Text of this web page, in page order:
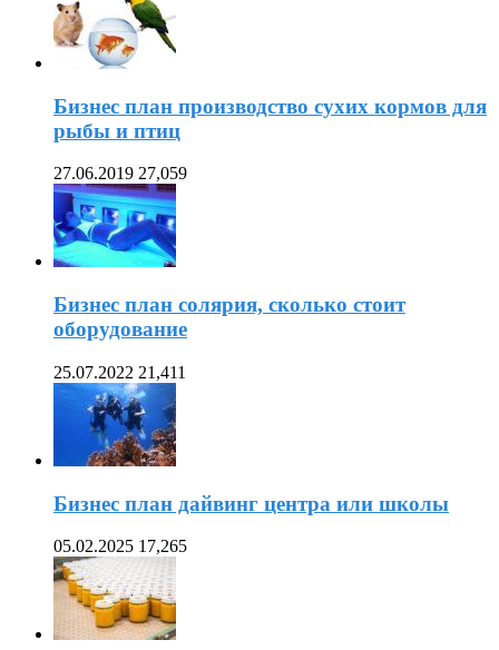
Бизнес план производство сухих кормов для
рыбы и птиц
27.06.2019 27,059
Бизнес план солярия, сколько стоит
оборудование
25.07.2022 21,411
Бизнес план дайвинг центра или школы
05.02.2025 17,265